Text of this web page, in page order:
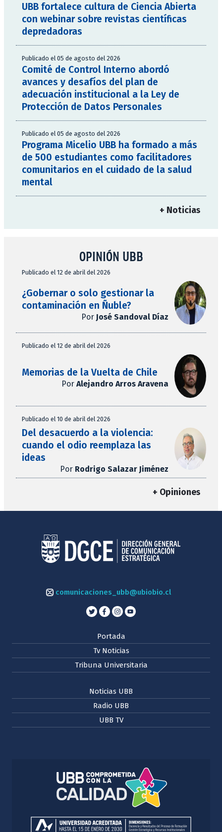
UBB fortalece cultura de Ciencia Abierta
con webinar sobre revistas científicas
depredadoras
Publicado el 05 de agosto del 2026
Comité de Control Interno abordó
avances y desafíos del plan de
adecuación institucional a la Ley de
Protección de Datos Personales
Publicado el 05 de agosto del 2026
Programa Micelio UBB ha formado a más
de 500 estudiantes como facilitadores
comunitarios en el cuidado de la salud
mental
+ Noticias
OPINIÓN UBB
Publicado el 12 de abril del 2026
¿Gobernar o solo gestionar la
contaminación en Ñuble?
Por José Sandoval Díaz
Publicado el 12 de abril del 2026
Memorias de la Vuelta de Chile
Por Alejandro Arros Aravena
Publicado el 10 de abril del 2026
Del desacuerdo a la violencia:
cuando el odio reemplaza las
ideas
Por Rodrigo Salazar Jiménez
+ Opiniones
comunicaciones_ubb@ubiobio.cl
Portada
Tv Noticias
Tribuna Universitaria
Noticias UBB
Radio UBB
UBB TV